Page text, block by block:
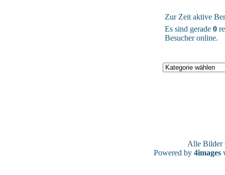
Zur Zeit aktive
Es sind gerade 0
Besucher online.
Alle
Powered by 4images